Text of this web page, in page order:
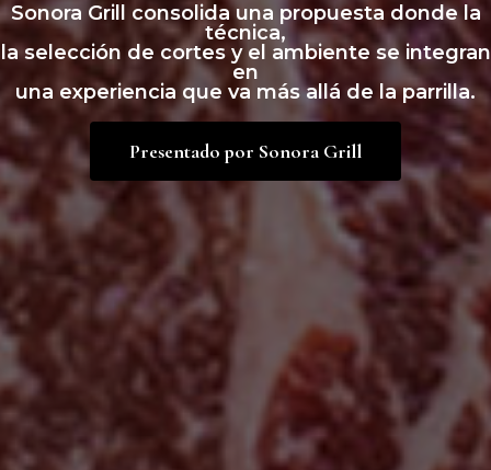
Sonora Grill consolida una propuesta donde la
técnica,
la selección de cortes y el ambiente se integran
en
una experiencia que va más allá de la parrilla.
Presentado por Sonora Grill